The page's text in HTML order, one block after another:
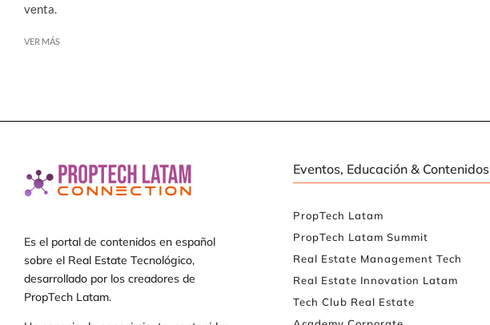
venta.
VER MÁS
Es el portal de contenidos en español
sobre el Real Estate Tecnológico,
desarrollado por los creadores de
PropTech Latam.
Eventos, Educación & Contenidos
PropTech Latam
PropTech Latam Summit
Real Estate Management Tech
Real Estate Innovation Latam
Tech Club Real Estate